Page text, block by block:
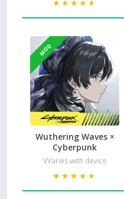
★★★★★
★★★★★
MOD
Wuthering Waves ×
Cyberpunk
VVaries with device
★★★★★
★★★★★